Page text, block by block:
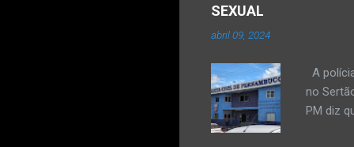
SEXUAL
abril 09, 2024
A
no
PM diz